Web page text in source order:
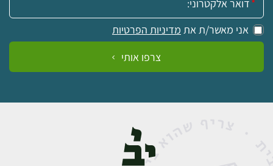
אני מאשר/ת את מדיניות הפרטיות
צרפו אותי